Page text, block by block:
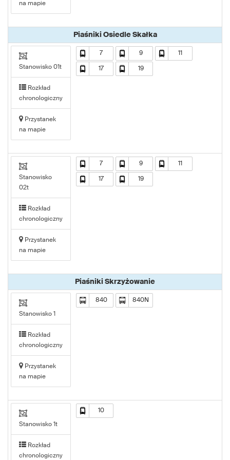
na mapie
Piaśniki Osiedle Skałka
Stanowisko 01t
Rozkład
chronologiczny
Przystanek
na mapie
7 9 11
17 19
Stanowisko
02t
Rozkład
chronologiczny
Przystanek
na mapie
7 9 11
17 19
Piaśniki Skrzyżowanie
Stanowisko 1
Rozkład
chronologiczny
Przystanek
na mapie
840 840N
Stanowisko 1t
Rozkład
chronologiczny
10